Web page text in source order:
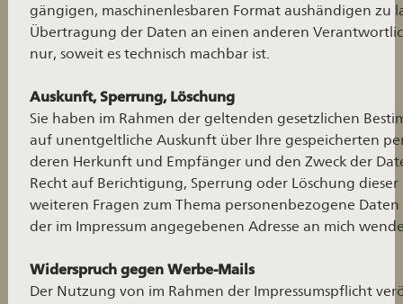
gängigen, maschinenlesbaren Format aushändigen zu
Übertragung der Daten an einen anderen
nur, soweit es technisch machbar ist.
Auskunft, Sperrung, Löschung
Sie haben im Rahmen der geltenden gesetzlichen
auf unentgeltliche Auskunft über Ihre gespeicherten
deren Herkunft und Empfänger und den Zweck der
Recht auf Berichtigung, Sperrung oder Löschung
weiteren Fragen zum Thema personenbezogene
der im Impressum angegebenen Adresse an mich
Widerspruch gegen Werbe-Mails
Der Nutzung von im Rahmen der Impressumspflicht